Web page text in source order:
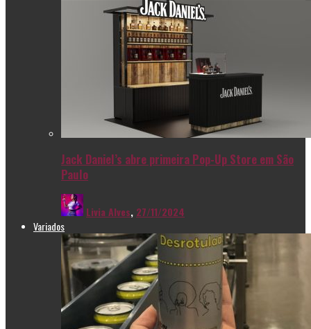
Jack Daniel’s abre primeira Pop-Up Store em São
Paulo
Livia Alves, 27/11/2024
Variados